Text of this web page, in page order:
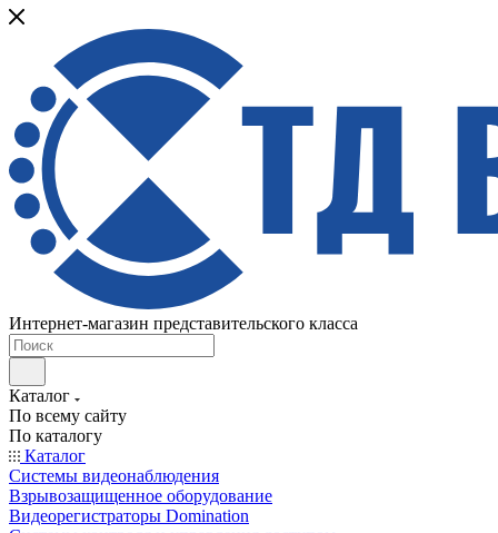
Интернет-магазин представительского класса
Каталог
По всему сайту
По каталогу
Каталог
Системы видеонаблюдения
Взрывозащищенное оборудование
Видеорегистраторы Domination